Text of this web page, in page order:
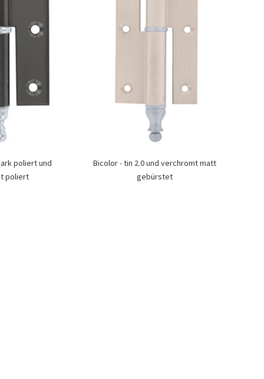
poliert und
poliert
Bicolor - tin 2.0 und verchromt matt
gebürstet